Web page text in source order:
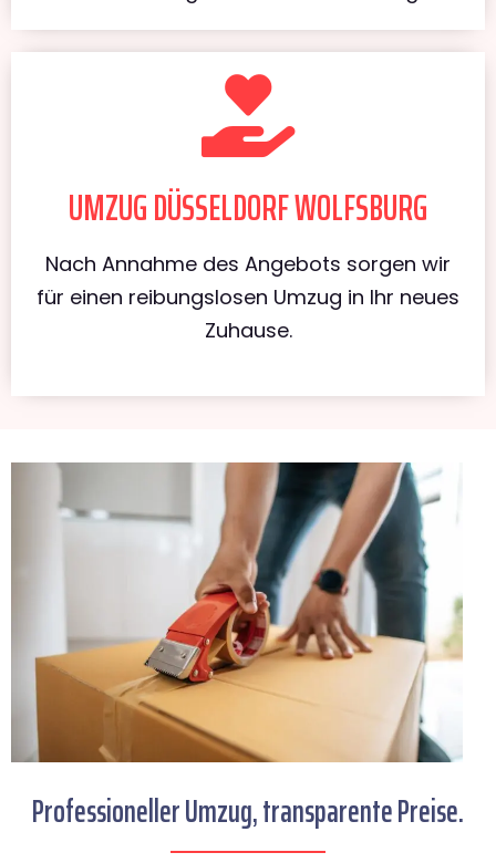
UMZUG DÜSSELDORF WOLFSBURG
Nach Annahme des Angebots sorgen wir
für einen reibungslosen Umzug in Ihr neues
Zuhause.
Professioneller Umzug, transparente Preise.